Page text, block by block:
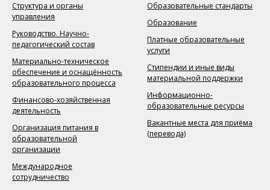
Структура и органы
управления
Руководство. Научно-
педагогический состав
Материально-техническое
обеспечение и оснащённость
образовательного процесса
Финансово-хозяйственная
деятельность
Организация питания в
образовательной
организации
Международное
сотрудничество
Образовательные стандарты
Образование
Платные образовательные
услуги
Стипендии и иные виды
материальной поддержки
Информационно-
образовательные ресурсы
Вакантные места для приёма
(перевода)